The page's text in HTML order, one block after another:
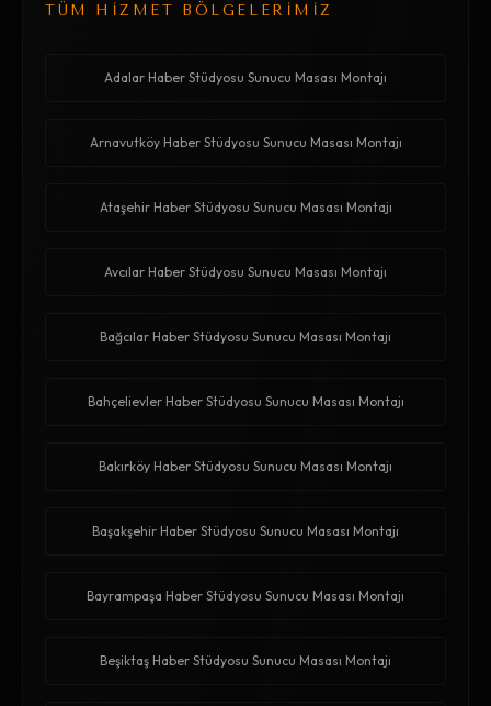
TÜM HİZMET BÖLGELERİMİZ
Adalar Haber Stüdyosu Sunucu Masası Montajı
Arnavutköy Haber Stüdyosu Sunucu Masası Montajı
Ataşehir Haber Stüdyosu Sunucu Masası Montajı
Avcılar Haber Stüdyosu Sunucu Masası Montajı
Bağcılar Haber Stüdyosu Sunucu Masası Montajı
Bahçelievler Haber Stüdyosu Sunucu Masası Montajı
Bakırköy Haber Stüdyosu Sunucu Masası Montajı
Başakşehir Haber Stüdyosu Sunucu Masası Montajı
Bayrampaşa Haber Stüdyosu Sunucu Masası Montajı
Beşiktaş Haber Stüdyosu Sunucu Masası Montajı